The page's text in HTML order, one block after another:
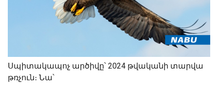
Սպիտակապոչ արծիվը՝ 2024 թվականի տարվա
թռչուն։ Նա՝